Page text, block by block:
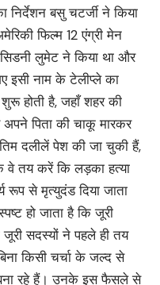
निर्देशन बसु चटर्जी ने किया
फिल्म 12 एंग्री मेन
लुमेट ने किया था और
इसी नाम के टेलीप्ले का
होती है, जहाँ शहर की
अपने पिता की चाकू मारकर
दलीलें पेश की जा चुकी हैं,
वे तय करें कि लड़का हत्या
रूप से मृत्युदंड दिया जाता
हो जाता है कि जूरी
सदस्यों ने पहले ही तय
किसी चर्चा के जल्द से
रहे हैं। उनके इस फैसले से